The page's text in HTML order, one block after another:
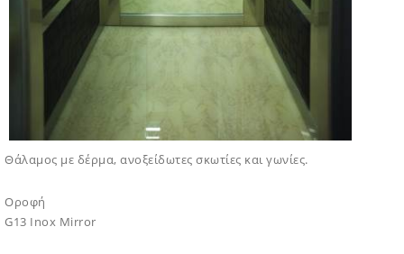
Θάλαμος με δέρμα, ανοξείδωτες σκωτίες και γωνίες.
Οροφή
G13 Inox Mirror